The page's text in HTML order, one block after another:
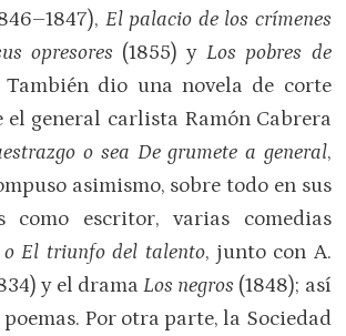
El palacio de los crímenes
opresores (1855) yLos pobres de
También dio una novela de corte
el general carlista Ramón Cabrera
o sea De grumete a general,
asimismo, sobre todo en sus
como escritor, varias comedias
El triunfo del talento, junto con A.
y el dramaLos negros (1848); así
Por otra parte, la Sociedad